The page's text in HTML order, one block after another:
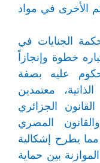
الأخرى في مواد
الجنايات في
خطوة وإنجازاً
عليه بصفة
معتمدين
الجزائري
المصري
يطرح إشكالية
بين حماية